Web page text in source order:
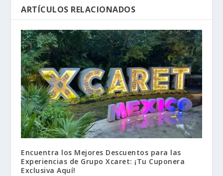
ARTÍCULOS RELACIONADOS
Encuentra los Mejores Descuentos para las
Experiencias de Grupo Xcaret: ¡Tu Cuponera
Exclusiva Aquí!